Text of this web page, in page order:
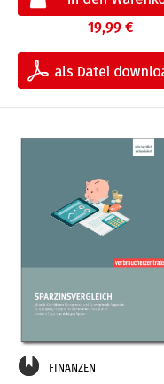
19,99 €
FINANZEN